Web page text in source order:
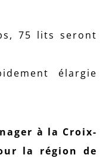
75 lits seront
élargie
à la Croix-
la région de